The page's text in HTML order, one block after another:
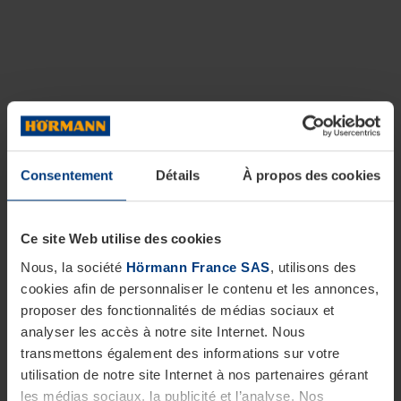
Consentement Détails À propos des cookies
Ce site Web utilise des cookies
Nous, la société Hörmann France SAS, utilisons des
cookies afin de personnaliser le contenu et les annonces,
proposer des fonctionnalités de médias sociaux et
analyser les accès à notre site Internet. Nous
transmettons également des informations sur votre
utilisation de notre site Internet à nos partenaires gérant
les médias sociaux, la publicité et l’analyse. Nos